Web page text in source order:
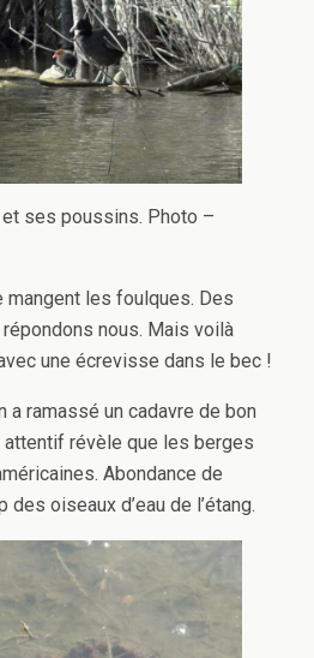
ses poussins. Photo –
mangent les foulques. Des
nous. Mais voilà
une écrevisse dans le bec !
a ramassé un cadavre de bon
attentif révèle que les berges
Abondance de
oiseaux d’eau de l’étang.